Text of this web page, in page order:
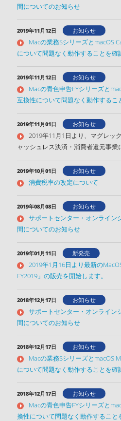
間についてのお知らせ
2019年11月12日 お知らせ
Macの業務SシリーズとmacOS
について問題なく動作することを確
2019年11月12日 お知らせ
Macの青色申告FYシリーズと
互換性について問題なく動作するこ
2019年11月01日 お知らせ
2019年11月1日より、マグレッ
ャッシュレス決済・消費者還元事業
2019年10月01日 お知らせ
消費税率の改定について
2019年08月08日 お知らせ
サポートセンター・オンライン
間についてのお知らせ
2019年01月11日 新発売
2019年1月16日より最新の
FY2019」の販売を開始します。
2018年12月17日 お知らせ
サポートセンター・オンライン
間についてのお知らせ
2018年12月17日 お知らせ
Macの業務SシリーズとmacOS
について問題なく動作することを確
2018年12月17日 お知らせ
Macの青色申告FYシリーズと
換性について問題なく動作すること